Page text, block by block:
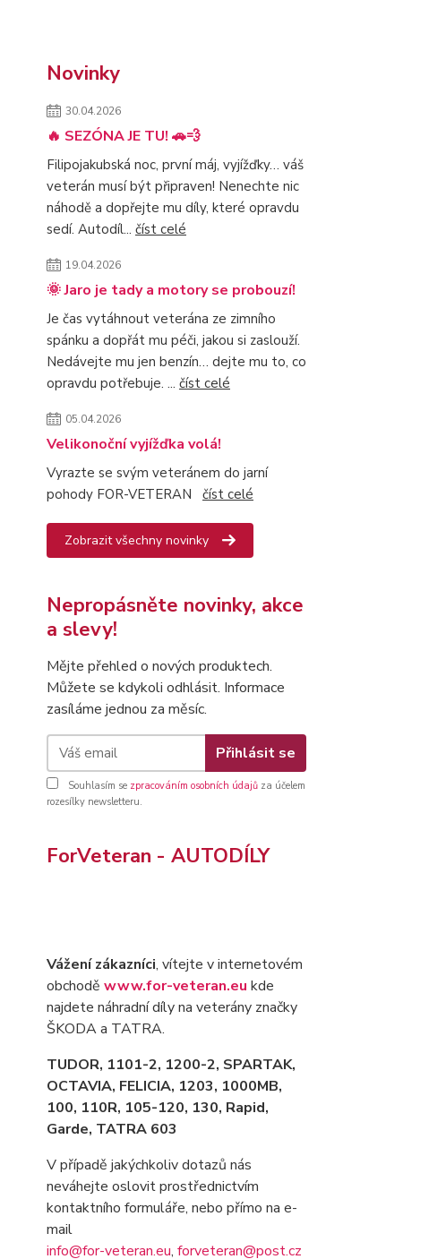
Novinky
30.04.2026
🔥 SEZÓNA JE TU! 🚗💨
Filipojakubská noc, první máj, vyjížďky… váš
veterán musí být připraven! Nenechte nic
náhodě a dopřejte mu díly, které opravdu
sedí. Autodíl... číst celé
19.04.2026
🌞 Jaro je tady a motory se probouzí!
Je čas vytáhnout veterána ze zimního
spánku a dopřát mu péči, jakou si zaslouží.
Nedávejte mu jen benzín… dejte mu to, co
opravdu potřebuje. ... číst celé
05.04.2026
Velikonoční vyjížďka volá!
Vyrazte se svým veteránem do jarní
pohody FOR-VETERAN číst celé
Zobrazit všechny novinky
Nepropásněte novinky, akce
a slevy!
Mějte přehled o nových produktech.
Můžete se kdykoli odhlásit. Informace
zasíláme jednou za měsíc.
Přihlásit se
Souhlasím se zpracováním osobních údajů za účelem
rozesílky newsletteru.
ForVeteran - AUTODÍLY
Vážení zákazníci, vítejte v internetovém
obchodě www.for-veteran.eu kde
najdete náhradní díly na veterány značky
ŠKODA a TATRA.
TUDOR, 1101-2, 1200-2, SPARTAK,
OCTAVIA, FELICIA, 1203, 1000MB,
100, 110R, 105-120, 130, Rapid,
Garde, TATRA 603
V případě jakýchkoliv dotazů nás
neváhejte oslovit prostřednictvím
kontaktního formuláře, nebo přímo na e-
mail
info@for-veteran.eu, forveteran@post.cz